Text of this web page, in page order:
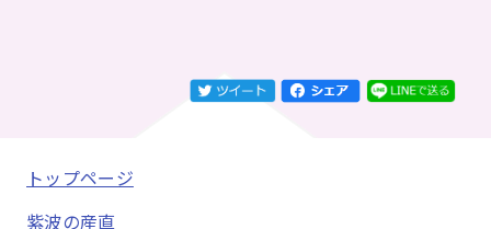
トップページ
紫波の産直